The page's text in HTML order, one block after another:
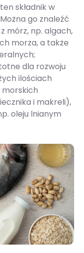
składnik w
go znaleźć
mórz, np. algach,
morza, a także
dla rozwoju
ilościach
morskich
i makreli),
oleju lnianym